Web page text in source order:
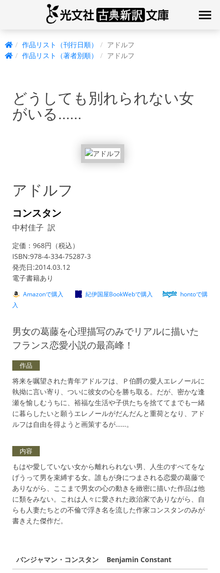
作品リスト（刊行日順）
アドルフ
作品リスト（著者別順）
アドルフ
どうしても別れられない女
がいる......
アドルフ
コンスタン
中村佳子 訳
定価：968円（税込）
ISBN:978-4-334-75287-3
発売日:2014.03.12
電子書籍あり
Amazonで購入 紀伊国屋BookWebで購入
hontoで購
入
男女の葛藤を心理描写のみでリアルに描いた
フランス恋愛小説の最高峰！
作品
将来を嘱望された青年アドルフは、Ｐ伯爵の愛人エレノールに
執拗に言い寄り、ついに彼女の心を勝ち取る。だが、密かな逢
瀬を愉しむうちに、裕福な生活や子供たちを捨ててまでも一緒
に暮らしたいと願うエレノールがだんだんと重荷となり、アド
ルフは自由を得ようと画策するが……。
内容
もはや愛していない女から離れられない男、人生のすべてをな
げうって男を束縛する女。誰もが身につまされる恋愛の葛藤で
ありながら、ここまで男女の心の動きを緻密に描いた作品は他
に類をみない。これは人々に愛された政治家でありながら、自
らも人妻たちとの不倫で浮き名を流した作家コンスタンのみが
書きえた傑作だ。
バンジャマン・コンスタン Benjamin Constant